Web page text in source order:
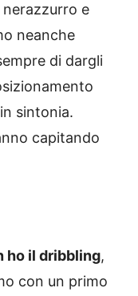
e
neanche
di dargli
sintonia.
capitando
ho il dribbling,
con un primo